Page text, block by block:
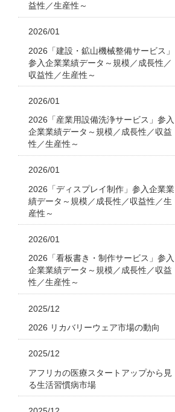
益性／生産性～
2026/01
2026「建設・鉱山機械整備サービス」
参入企業業績データ～規模／成長性／
収益性／生産性～
2026/01
2026「産業用設備洗浄サービス」参入
企業業績データ～規模／成長性／収益
性／生産性～
2026/01
2026「ディスプレイ制作」参入企業業
績データ～規模／成長性／収益性／生
産性～
2026/01
2026「看板書き・制作サービス」参入
企業業績データ～規模／成長性／収益
性／生産性～
2025/12
2026 リカバリーウェア市場の動向
2025/12
アフリカの医療スタートアップから見
る生活習慣病市場